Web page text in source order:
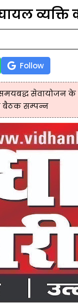
व्यक्ति
Follow
सेवायोजन के
बैठक सम्पन्न